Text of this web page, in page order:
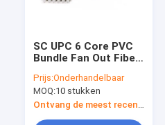
SC UPC 6 Core PVC
Bundle Fan Out Fiber
Multimode OM3 Aqua
Jacket
Prijs:Onderhandelbaar
MOQ:10 stukken